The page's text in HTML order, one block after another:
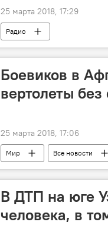
25 марта 2018, 17:29
Радио
Боевиков в
вертолеты
25 марта 2018, 17:06
Мир Все новости
Россия
МИД РФ
В ДТП на юге
человека, в